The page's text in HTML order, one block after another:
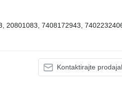
20801083, 7408172943,
Kontaktirajte